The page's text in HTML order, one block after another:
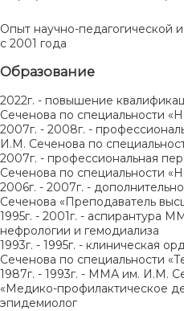
Опыт научно-педагогической
с 2001 года
Образование
2022г. - повышение
Сеченова по специальности
2007г. - 2008г. -
И.М. Сеченова по
2007г. - профессиональная
Сеченова по специальности
2006г. - 2007г. -
Сеченова «Преподаватель
1995г. - 2001г. - аспирантура
нефрологии и гемодиализа
1993г. - 1995г. - клиническая
Сеченова по специальности
1987г. - 1993г. - ММА им. И.М.
«Медико-профилактическое
эпидемиолог